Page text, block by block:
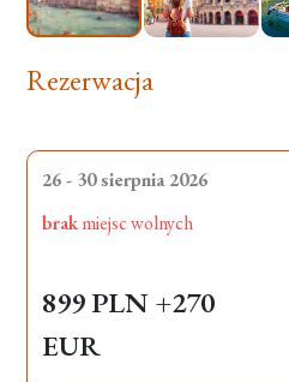
Rezerwacja
26 - 30 sierpnia 2026
brakmiejsc wolnych
899 PLN +270
EUR